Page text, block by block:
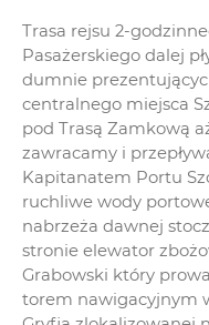
Trasa rejsu 2-
Pasażerskiego dalej
dumnie
centralnego miejsca
pod Trasą Zamkową
zawracamy i
Kapitanatem Portu
ruchliwe wody
nabrzeża dawnej
stronie elewator
Grabowski który
torem nawigacyjnym